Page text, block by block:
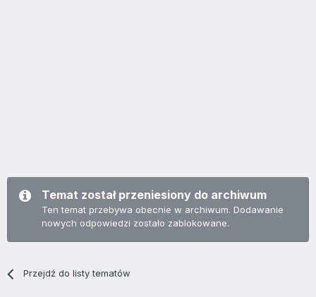
Temat został przeniesiony do archiwum
Ten temat przebywa obecnie w archiwum. Dodawanie
nowych odpowiedzi zostało zablokowane.
Przejdź do listy tematów